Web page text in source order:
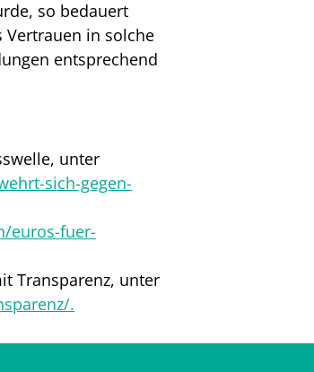
so bedauert
Vertrauen in solche
entsprechend
unter
sich-gegen-
euros-fuer-
Transparenz, unter
.